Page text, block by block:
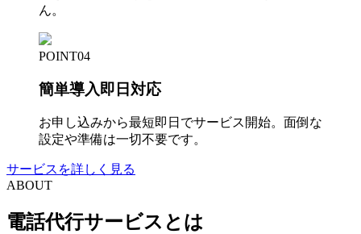
ん。
POINT04
簡単導入即日対応
お申し込みから最短即日でサービス開始。面倒な
設定や準備は一切不要です。
サービスを詳しく見る
ABOUT
電話代行サービスとは